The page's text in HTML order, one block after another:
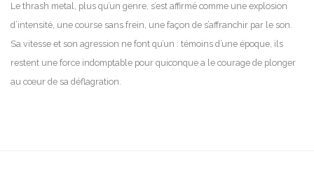
Le thrash metal, plus qu’un genre, s’est affirmé comme une explosion
d’intensité, une course sans frein, une façon de s’affranchir par le son.
Sa vitesse et son agression ne font qu’un : témoins d’une époque, ils
restent une force indomptable pour quiconque a le courage de plonger
au cœur de sa déflagration.